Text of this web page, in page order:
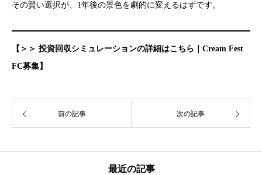
その賢い選択が、1年後の景色を劇的に変えるはずです。
【＞＞ 投資回収シミュレーションの詳細はこちら｜Cream Fest
FC募集】
前の記事 次の記事
最近の記事